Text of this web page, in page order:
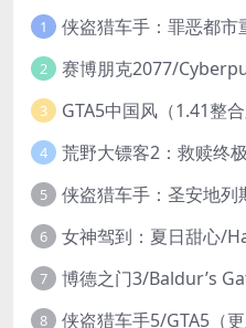
1
2
3
4
5
6
7
8